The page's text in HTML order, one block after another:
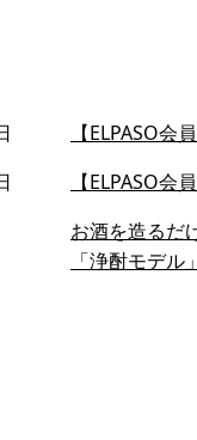
【ELPASO
【ELPASO
お酒を造るだ
「浄酎モデル